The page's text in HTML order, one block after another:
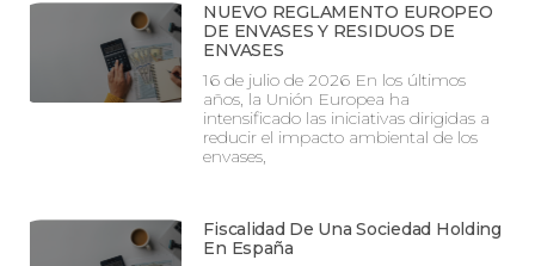
NUEVO REGLAMENTO EUROPEO
DE ENVASES Y RESIDUOS DE
ENVASES
16 de julio de 2026 En los últimos
años, la Unión Europea ha
intensificado las iniciativas dirigidas a
reducir el impacto ambiental de los
envases,
Fiscalidad De Una Sociedad Holding
En España